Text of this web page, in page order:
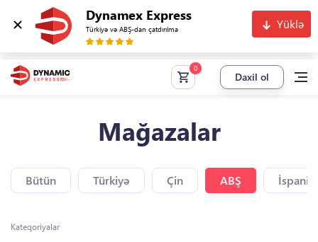
Dynamex Express
Türkiyə və ABŞ-dan çatdırılma Yüklə
Daxil ol
Mağazalar
Bütün Türkiyə Çin ABŞ
Kateqoriyalar